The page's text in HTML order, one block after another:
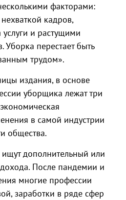
факторами:
кадров,
и растущими
Уборка перестает быть
трудом».
издания, в основе
уборщика лежат три
в самой индустрии
общества.
дополнительный или
После пандемии и
многие профессии
заработки в ряде сфер